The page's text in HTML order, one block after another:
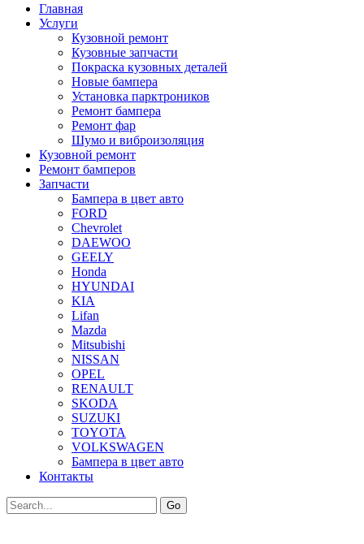
Главная
Услуги
Кузовной ремонт
Кузовные запчасти
Покраска кузовных деталей
Новые бампера
Установка парктроников
Ремонт бампера
Ремонт фар
Шумо и виброизоляция
Кузовной ремонт
Ремонт бамперов
Запчасти
Бампера в цвет авто
FORD
Chevrolet
DAEWOO
GEELY
Honda
HYUNDAI
KIA
Lifan
Mazda
Mitsubishi
NISSAN
OPEL
RENAULT
SKODA
SUZUKI
TOYOTA
VOLKSWAGEN
Бампера в цвет авто
Контакты